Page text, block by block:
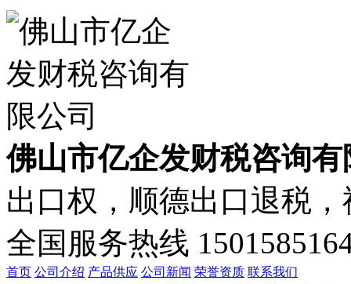
佛山市亿企发财税咨询有
出口权，顺德出口退税
全国服务热线
首页 公司介绍 产品供应 公司新闻 荣誉资质 联系我们